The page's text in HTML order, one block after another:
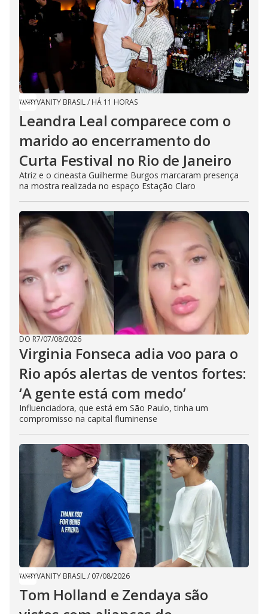
VANITY BRASIL/ HÁ 11 HORAS
Leandra Leal comparece com o
marido ao encerramento do
Curta Festival no Rio de Janeiro
Atriz e o cineasta Guilherme Burgos marcaram presença
na mostra realizada no espaço Estação Claro
DO R7/07/08/2026
Virginia Fonseca adia voo para o
Rio após alertas de ventos fortes:
‘A gente está com medo’
Influenciadora, que está em São Paulo, tinha um
compromisso na capital fluminense
VANITY BRASIL/ 07/08/2026
Tom Holland e Zendaya são